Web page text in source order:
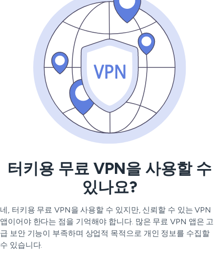
터키용 무료 VPN을 사용할 수
있나요?
네, 터키용 무료 VPN을 사용할 수 있지만, 신뢰할 수 있는 VPN
앱이어야 한다는 점을 기억해야 합니다. 많은 무료 VPN 앱은 고
급 보안 기능이 부족하며 상업적 목적으로 개인 정보를 수집할
수 있습니다.